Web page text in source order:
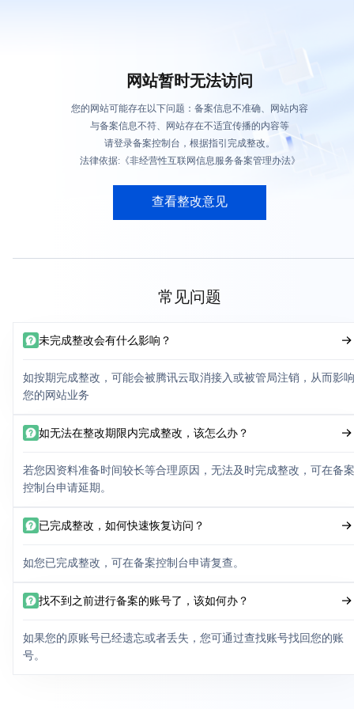
网站暂时无法访问
您的网站可能存在以下问题：备案信息不准确、网站内容
与备案信息不符、网站存在不适宜传播的内容等
请登录备案控制台，根据指引完成整改。
法律依据:《非经营性互联网信息服务备案管理办法》
查看整改意见
常见问题
未完成整改会有什么影响？
如按期完成整改，可能会被腾讯云取消接入或被管局注销，从而影响
您的网站业务
如无法在整改期限内完成整改，该怎么办？
若您因资料准备时间较长等合理原因，无法及时完成整改，可在备案
控制台申请延期。
已完成整改，如何快速恢复访问？
如您已完成整改，可在备案控制台申请复查。
找不到之前进行备案的账号了，该如何办？
如果您的原账号已经遗忘或者丢失，您可通过查找账号找回您的账
号。